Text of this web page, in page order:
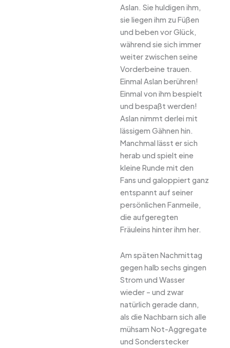
Aslan. Sie huldigen ihm,
sie liegen ihm zu Füßen
und beben vor Glück,
während sie sich immer
weiter zwischen seine
Vorderbeine trauen.
Einmal Aslan berühren!
Einmal von ihm bespielt
und bespaßt werden!
Aslan nimmt derlei mit
lässigem Gähnen hin.
Manchmal lässt er sich
herab und spielt eine
kleine Runde mit den
Fans und galoppiert ganz
entspannt auf seiner
persönlichen Fanmeile,
die aufgeregten
Fräuleins hinter ihm her.
Am späten Nachmittag
gegen halb sechs gingen
Strom und Wasser
wieder – und zwar
natürlich gerade dann,
als die Nachbarn sich alle
mühsam Not-Aggregate
und Sonderstecker